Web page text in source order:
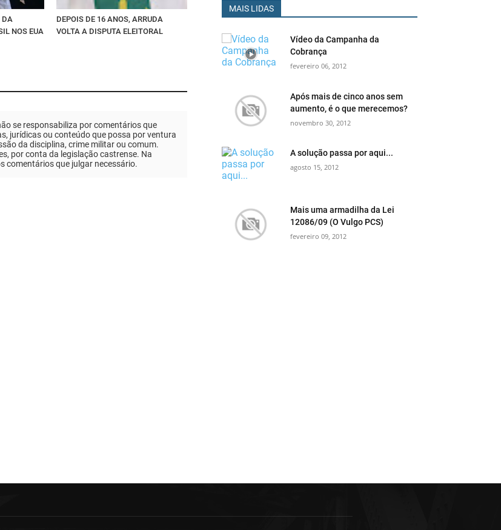
DA
NOS EUA
DEPOIS DE 16 ANOS, ARRUDA
VOLTA A DISPUTA ELEITORAL
se responsabiliza por comentários que
jurídicas ou conteúdo que possa por ventura
da disciplina, crime militar ou comum.
por conta da legislação castrense. Na
comentários que julgar necessário.
MAIS LIDAS
Vídeo da Campanha da
Cobrança
fevereiro 06, 2012
Após mais de cinco anos sem
aumento, é o que merecemos?
novembro 30, 2012
A solução passa por aqui...
agosto 15, 2012
Mais uma armadilha da Lei
12086/09 (O Vulgo PCS)
fevereiro 09, 2012